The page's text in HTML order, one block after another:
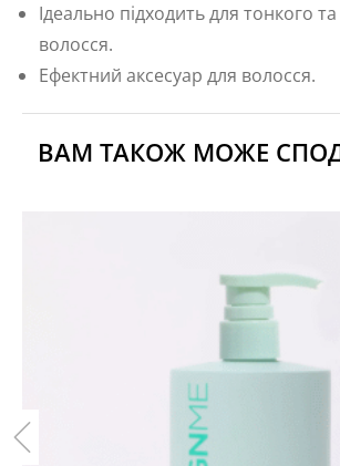
Ідеально підходить для тонкого
волосся.
Ефектний аксесуар для волосся.
ВАМ ТАКОЖ МОЖЕ